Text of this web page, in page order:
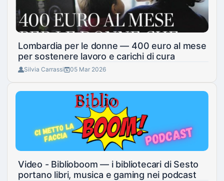
Lombardia per le donne — 400 euro al mese
per sostenere lavoro e carichi di cura
Silvia Carrassi 05 Mar 2026
Video - Biblioboom — i bibliotecari di Sesto
portano libri, musica e gaming nei podcast